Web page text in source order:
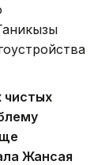
Жансая